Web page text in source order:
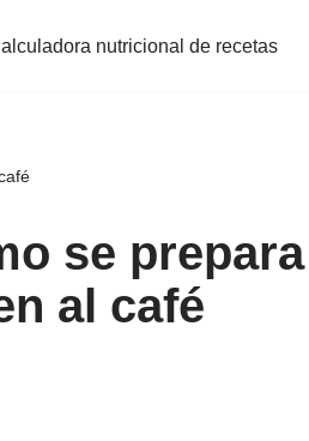
nutricional de recetas
se prepara
al café